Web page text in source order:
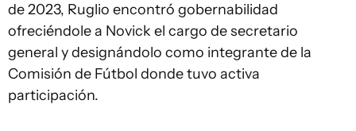
de 2023, Ruglio encontró gobernabilidad
ofreciéndole a Novick el cargo de secretario
general y designándolo como integrante de la
Comisión de Fútbol donde tuvo activa
participación.